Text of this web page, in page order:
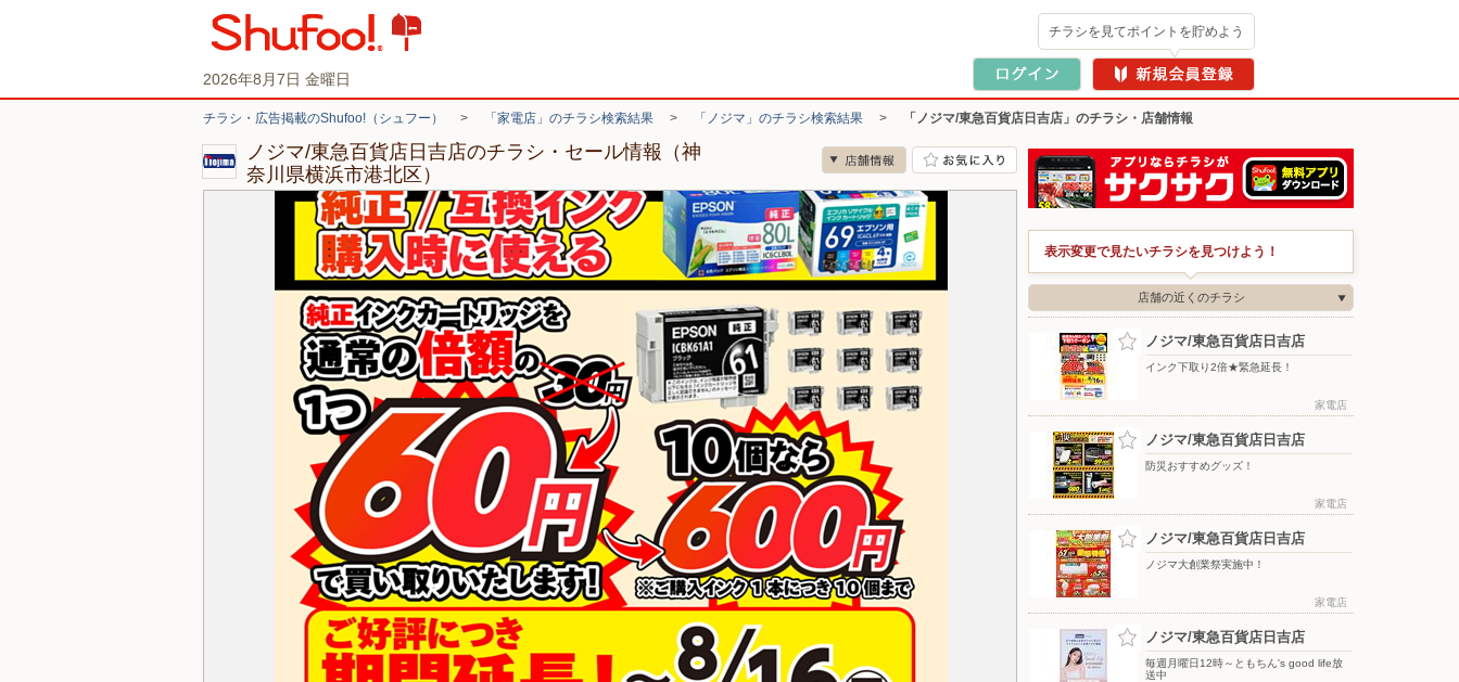
2026年8月7日 金曜日
チラシを見てポイントを貯めよう
チラシ・広告掲載のShufoo!（シュフー） > 「家電店」のチラシ検索結果 > 「ノジマ」のチラシ検索結果 > 「ノジマ/東急百貨店日吉店」のチラシ・店舗情報
ノジマ/東急百貨店日吉店のチラシ・セール情報（神
奈川県横浜市港北区）
表示変更で見たいチラシを見つけよう！
店舗の近くのチラシ
ノジマ/東急百貨店日吉店
インク下取り2倍★緊急延長！
家電店
ノジマ/東急百貨店日吉店
防災おすすめグッズ！
家電店
ノジマ/東急百貨店日吉店
ノジマ大創業祭実施中！
家電店
ノジマ/東急百貨店日吉店
毎週月曜日12時～ともちん's good life放
送中